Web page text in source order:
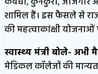
शामिल हैं। इस फैसले से
की महत्वाकांक्षी योजनाओं
स्वास्थ्य मंत्री बोले-
मेडिकल कॉलेजों की